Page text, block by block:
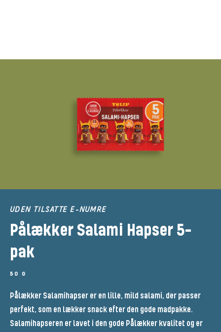
UDEN TILSATTE E-NUMRE
Pålækker Salami Hapser 5-
pak
50 G
Pålækker Salamihapser er en lille, mild salami, der passer
perfekt, som en lækker snack efter den gode madpakke.
Salamihapseren er lavet i den gode Pålækker kvalitet og er